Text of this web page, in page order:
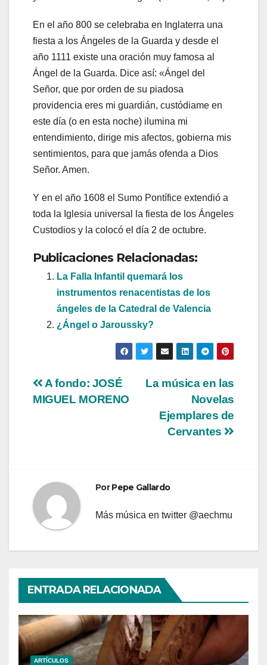
En el año 800 se celebraba en Inglaterra una
fiesta a los Ángeles de la Guarda y desde el
año 1111 existe una oración muy famosa al
Ángel de la Guarda. Dice así: «Ángel del
Señor, que por orden de su piadosa
providencia eres mi guardián, custódiame en
este día (o en esta noche) ilumina mi
entendimiento, dirige mis afectos, gobierna mis
sentimientos, para que jamás ofenda a Dios
Señor. Amen.
Y en el año 1608 el Sumo Pontífice extendió a
toda la Iglesia universal la fiesta de los Ángeles
Custodios y la colocó el día 2 de octubre.
Publicaciones Relacionadas:
La Falla Infantil quemará los
instrumentos renacentistas de los
ángeles de la Catedral de Valencia
¿Ángel o Jaroussky?
Navegación
La música en las
Novelas
Ejemplares de
Cervantes
A fondo: JOSÉ
MIGUEL MORENO
PorPepe Gallardo
Más música en twitter @aechmu
ENTRADA RELACIONADA
ARTÍCULOS